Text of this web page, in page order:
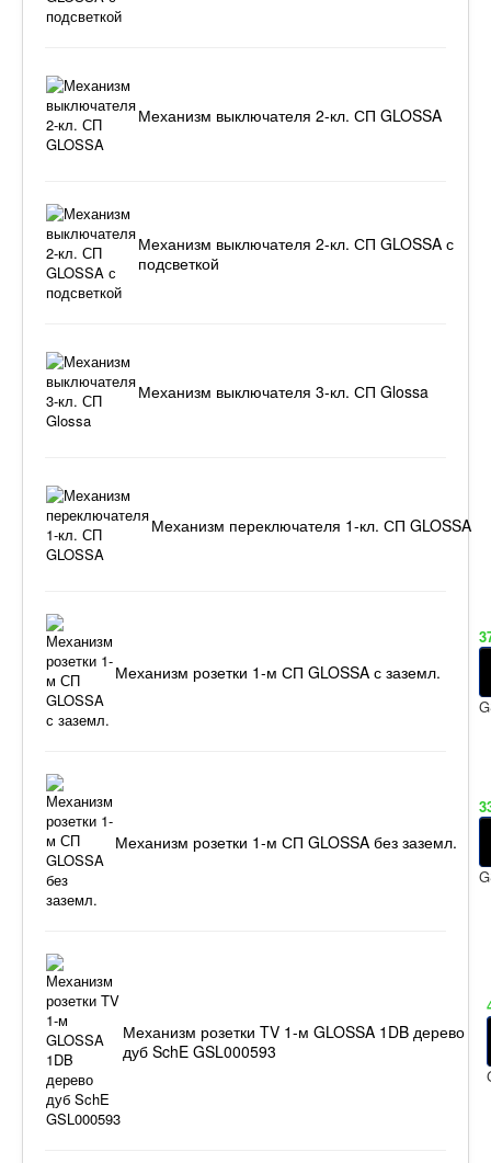
Механизм выключателя 2-кл. СП GLOSSA
Механизм выключателя 2-кл. СП GLOSSA с
подсветкой
Механизм выключателя 3-кл. СП Glossa
Механизм переключателя 1-кл. СП GLOSSA
Механизм розетки 1-м СП GLOSSA с заземл.
Механизм розетки 1-м СП GLOSSA без заземл.
Механизм розетки TV 1-м GLOSSA 1DB дерево
дуб SchE GSL000593